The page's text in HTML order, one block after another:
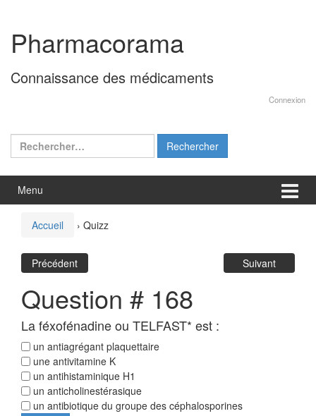
contenu
menu
principal
Pharmacorama
Connaissance des médicaments
Connexion
Rechercher :
Menu
Accueil › Quizz
Précédent Suivant
Question # 168
La féxofénadine ou TELFAST* est :
un antiagrégant plaquettaire
une antivitamine K
un antihistaminique H1
un anticholinestérasique
un antibiotique du groupe des céphalosporines